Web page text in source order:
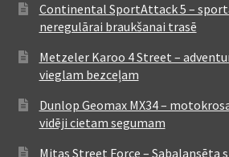
Continental SportAttack 5 –
neregulārai braukšanai trasē
Metzeler Karoo 4 Street –
vieglam bezceļam
Dunlop Geomax MX34 –
vidēji cietam segumam
Mitas Street Force – Sabalansēta